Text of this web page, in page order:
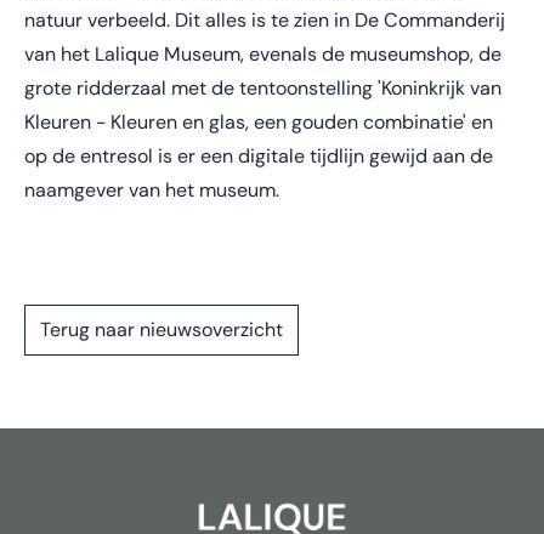
natuur verbeeld. Dit alles is te zien in De Commanderij
van het Lalique Museum, evenals de museumshop, de
grote ridderzaal met de tentoonstelling 'Koninkrijk van
Kleuren - Kleuren en glas, een gouden combinatie' en
op de entresol is er een digitale tijdlijn gewijd aan de
naamgever van het museum.
Terug naar nieuwsoverzicht